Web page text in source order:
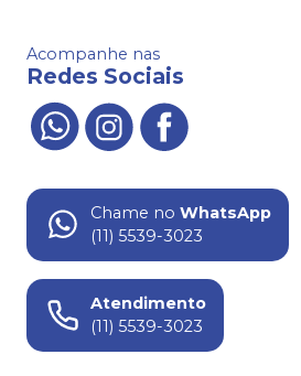
Acompanhe nas
Redes Sociais
Chame no WhatsApp
(11) 5539-3023
Atendimento
(11) 5539-3023